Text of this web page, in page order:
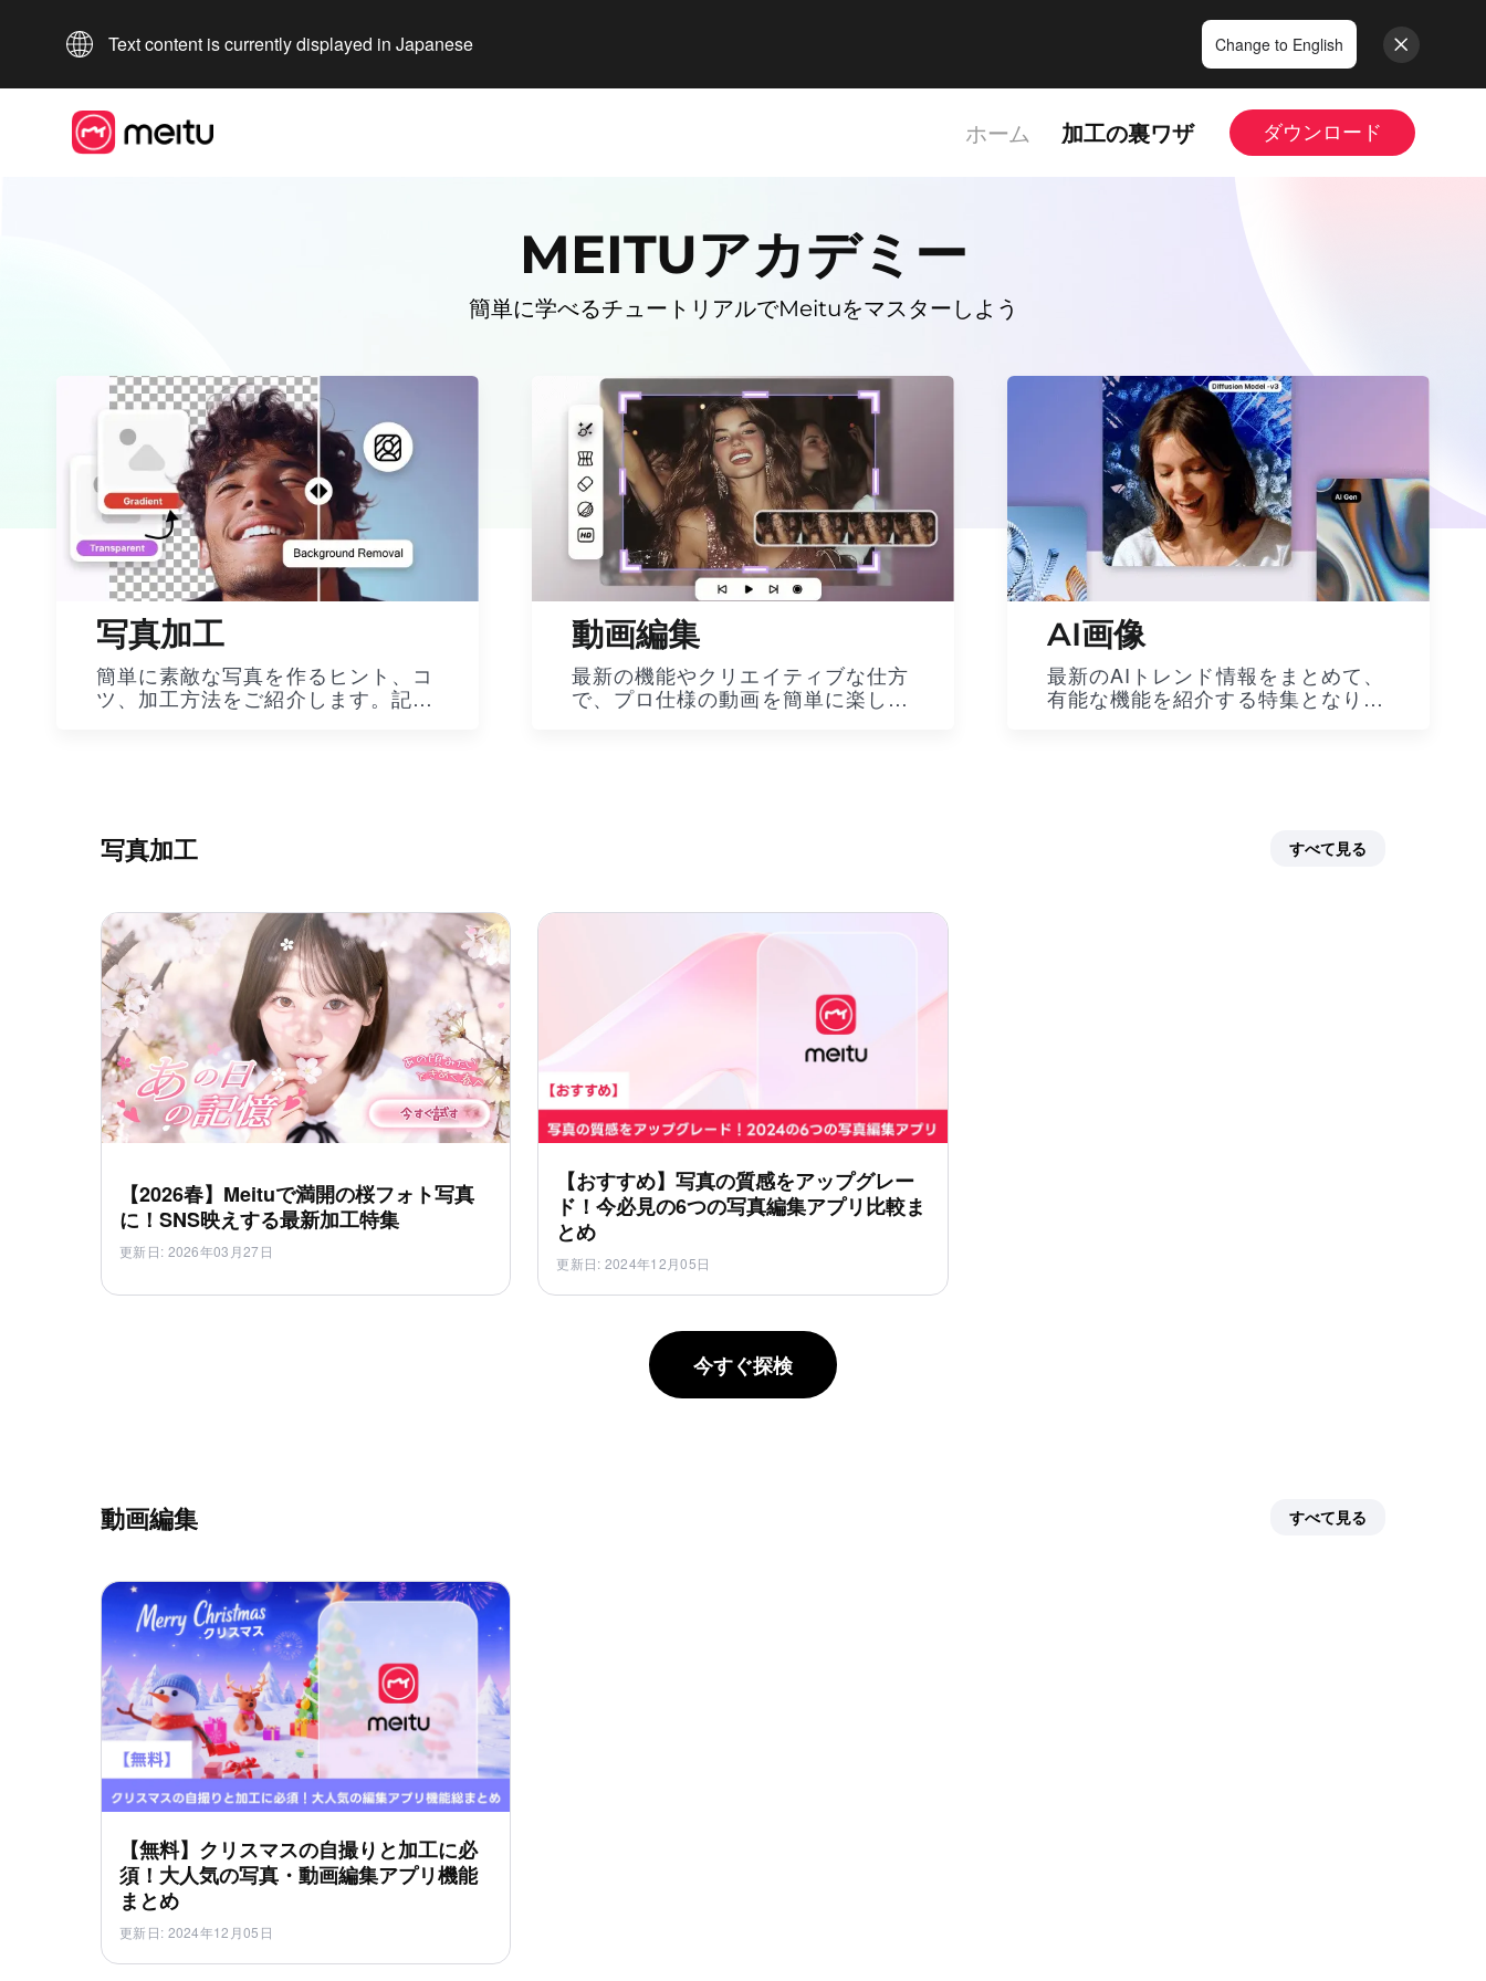
Text content is currently displayed in Japanese Change to English
ホーム 加工の裏ワザ ダウンロード
MEITUアカデミー
簡単に学べるチュートリアルでMeituをマスターしよう
写真加工
簡単に素敵な写真を作るヒント、コ
ツ、加工方法をご紹介します。記事
動画編集
最新の機能やクリエイティブな仕方
で、プロ仕様の動画を簡単に楽しく
AI画像
最新のAIトレンド情報をまとめて、
有能な機能を紹介する特集となりま
写真加工 すべて見る
【2026春】Meituで満開の桜フォト写真
に！SNS映えする最新加工特集
更新日: 2026年03月27日
【おすすめ】写真の質感をアップグレー
ド！今必見の6つの写真編集アプリ比較ま
とめ
更新日: 2024年12月05日
今すぐ探検
動画編集 すべて見る
【無料】クリスマスの自撮りと加工に必
須！大人気の写真・動画編集アプリ機能
まとめ
更新日: 2024年12月05日